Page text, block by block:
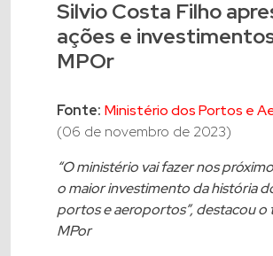
Silvio Costa Filho
ações e
MPOr
Fonte: Ministério dos Portos e
(06 de novembro de 2023)
“O ministério vai fazer nos
o maior investimento da história
portos e aeroportos”, destacou o
MPor